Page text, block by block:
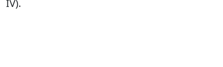
IV).